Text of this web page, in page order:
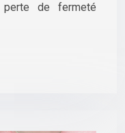
de fermeté